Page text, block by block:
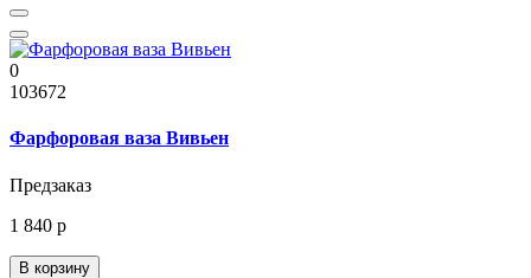
0
103672
Фарфоровая ваза Вивьен
Предзаказ
1 840 р
В корзину